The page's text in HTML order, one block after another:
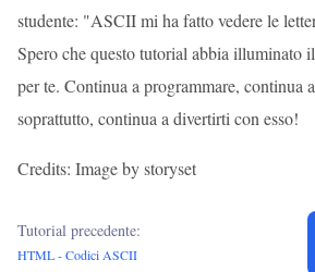
studente: "ASCII mi ha fatto vedere le
Spero che questo tutorial abbia illuminato
per te. Continua a programmare, continua
soprattutto, continua a divertirti con esso!
Credits: Image by storyset
Tutorial precedente:
HTML - Codici ASCII